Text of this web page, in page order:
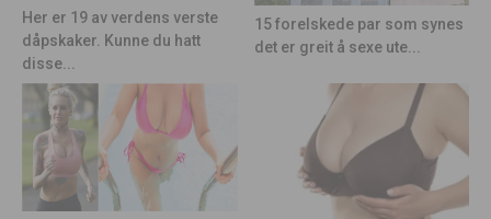
Her er 19 av verdens verste
dåpskaker. Kunne du hatt
disse...
15 forelskede par som synes
det er greit å sexe ute...